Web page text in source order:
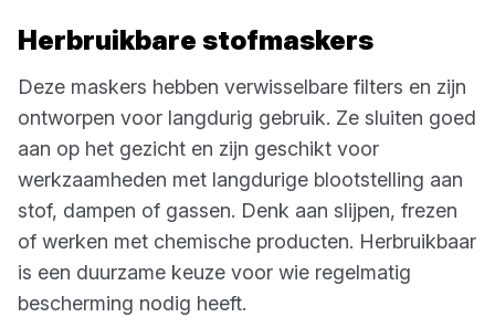
Herbruikbare stofmaskers
Deze maskers hebben verwisselbare filters en zijn
ontworpen voor langdurig gebruik. Ze sluiten goed
aan op het gezicht en zijn geschikt voor
werkzaamheden met langdurige blootstelling aan
stof, dampen of gassen. Denk aan slijpen, frezen
of werken met chemische producten. Herbruikbaar
is een duurzame keuze voor wie regelmatig
bescherming nodig heeft.